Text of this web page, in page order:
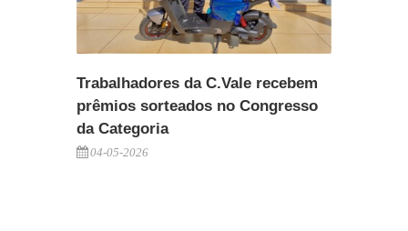
Trabalhadores da C.Vale recebem
prêmios sorteados no Congresso
da Categoria
04-05-2026